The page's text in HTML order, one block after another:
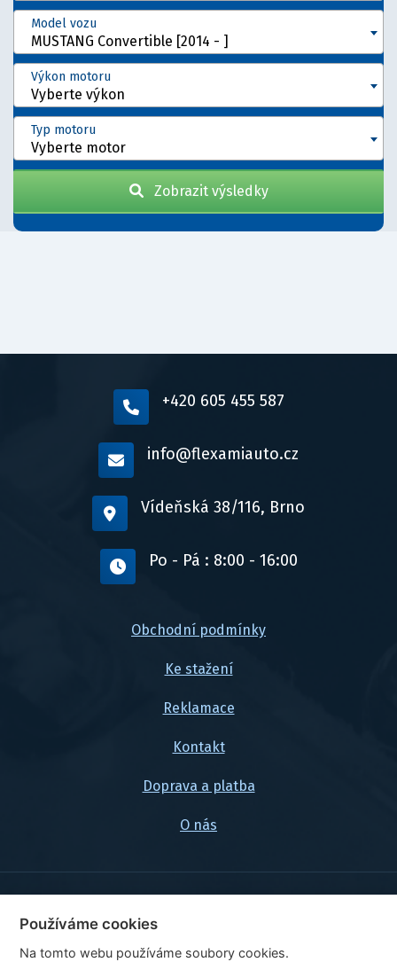
MUSTANG Convertible [2014 - ]
Model vozu
Vyberte výkon
Výkon motoru
Vyberte motor
Typ motoru
Zobrazit výsledky
+420 605 455 587
info@flexamiauto.cz
Vídeňská 38/116, Brno
Po - Pá : 8:00 - 16:00
Obchodní podmínky
Ke stažení
Reklamace
Kontakt
Doprava a platba
O nás
© 2026, FlexaMi Auto s.r.o.
Ceny jsou uvedeny vč. DPH
Používáme cookies
Na tomto webu používáme soubory cookies.